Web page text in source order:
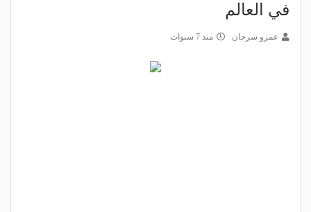
في العالم
عمرو سرحان منذ 7 سنوات